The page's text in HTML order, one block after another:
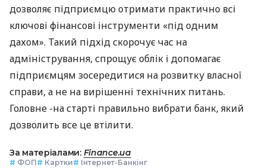
дозволяє підприємцю отримати практично всі
ключові фінансові інструменти «під одним
дахом». Такий підхід скорочує час на
адміністрування, спрощує облік і допомагає
підприємцям зосередитися на розвитку власної
справи, а не на вирішенні технічних питань.
Головне -на старті правильно вибрати банк, який
дозволить все це втілити.
За матеріалами: Finance.ua
# ФОП# Картки# Інтернет-Банкінг